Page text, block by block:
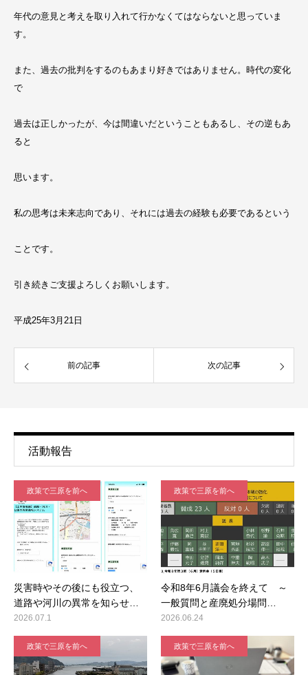
年代の意見と考えを取り入れて行かなくてはならないと思っていま
す。
また、過去の批判をするのもあまり好きではありません。時代の変化
で
過去は正しかったが、今は間違いだということもあるし、その逆もあ
ると
思います。
私の思考は未来志向であり、それには過去の経験も必要であるという
ことです。
引き続きご支援よろしくお願いします。
平成25年3月21日
前の記事 次の記事
活動報告
政策で三原を前へ
災害時やその後にも役立つ、
道路や河川の異常を知らせ…
2026.07.1
政策で三原を前へ
令和8年6月議会を終えて ～
一般質問と産廃処分場問…
2026.06.24
政策で三原を前へ 政策で三原を前へ